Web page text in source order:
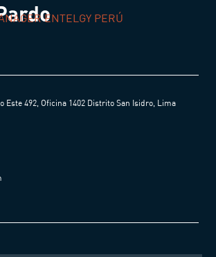
ENTELGY PERÚ
Este 492, Oficina 1402 Distrito San Isidro, Lima